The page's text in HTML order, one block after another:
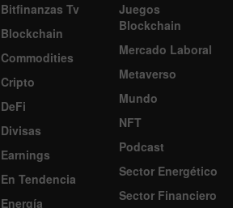
Bitfinanzas Tv
Blockchain
Commodities
Cripto
DeFi
Divisas
Earnings
En Tendencia
Energía
Juegos
Blockchain
Mercado Laboral
Metaverso
Mundo
NFT
Podcast
Sector Energético
Sector Financiero